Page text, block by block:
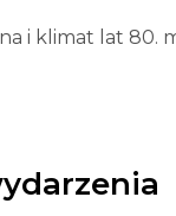
i klimat lat 80.